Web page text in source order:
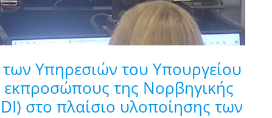
Υπηρεσιών του Υπουργείου
της Νορβηγικής
στο πλαίσιο υλοποίησης των